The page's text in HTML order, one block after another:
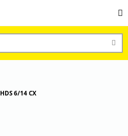
HDS 6/14 CX